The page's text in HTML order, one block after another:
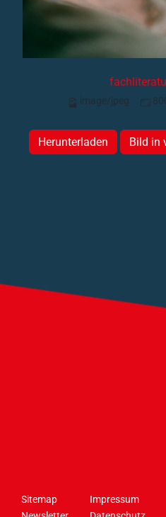
image/jpeg
Herunterladen Bild in
Sitemap
Impressum